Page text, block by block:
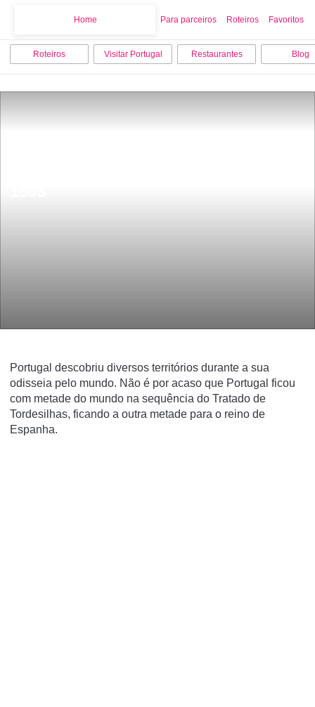
Home Para parceiros Roteiros Favoritos
Roteiros Visitar Portugal Restaurantes Blog
Portugal descobriu diversos territórios durante a sua
odisseia pelo mundo. Não é por acaso que Portugal ficou
com metade do mundo na sequência do Tratado de
Tordesilhas, ficando a outra metade para o reino de
Espanha.